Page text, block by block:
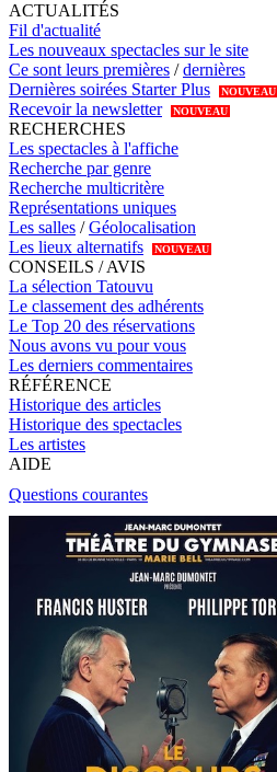
ACTUALITÉS
Fil d'actualité
Les nouveaux spectacles sur le site
Ce sont leurs premières /dernières
Dernières soirées Starter Plus
NOUVEAU
Recevoir la newsletter NOUVEAU
RECHERCHES
Les spectacles à l'affiche
Recherche par genre
Recherche multicritère
Représentations uniques
Les salles /Géolocalisation
Les lieux alternatifs
NOUVEAU
CONSEILS / AVIS
La sélection Tatouvu
Le classement des adhérents
Le Top 20 des réservations
Nous avons vu pour vous
Les derniers commentaires
RÉFÉRENCE
Historique des articles
Historique des spectacles
Les artistes
AIDE
Questions courantes